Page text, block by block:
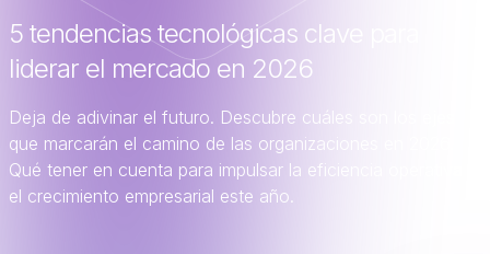
5 tendencias tecnológicas clave para
liderar el mercado en 2026
Deja de adivinar el futuro. Descubre cuáles son los ejes
que marcarán el camino de las organizaciones en 2026.
Qué tener en cuenta para impulsar la eficiencia operativa y
el crecimiento empresarial este año.